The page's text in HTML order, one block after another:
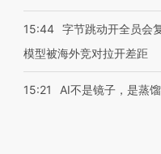
15:44 字节跳动开全员会
模型被海外竞对拉开差距
15:21 AI不是镜子，是蒸